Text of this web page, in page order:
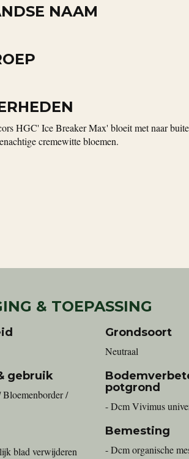
NAAM
HGC' Ice Breaker Max' bloeit met naar
cremewitte bloemen.
& TOEPASSING
gebruik
Bloemenborder /
blad verwijderen
Grondsoort
Neutraal
potgrond
- Dcm Vivimus
Bemesting
- Dcm organische